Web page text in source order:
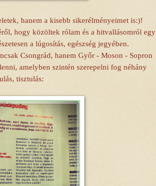
hanem a kisebb sikerélményeimet is:)!
hogy közöltek rólam és a hitvallásomról egy
a lúgosítás, egészség jegyében.
Csongrád, hanem Győr - Moson - Sopron
amelyben szintén szerepelni fog néhány
tisztulás: